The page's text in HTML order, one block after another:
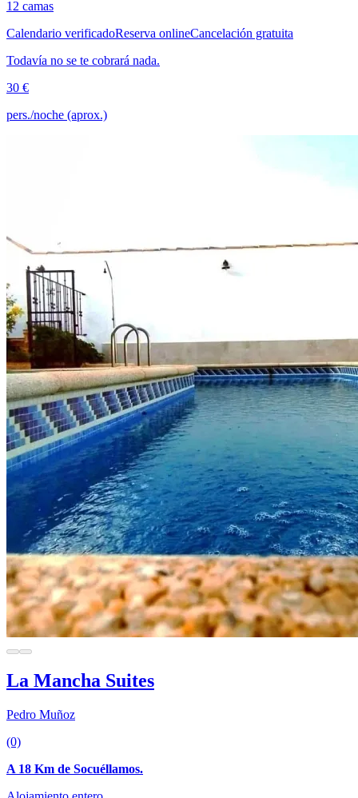
12 camas
Calendario verificadoReserva onlineCancelación gratuita
Todavía no se te cobrará nada.
30 €
pers./noche (aprox.)
La Mancha Suites
Pedro Muñoz
(0)
A 18 Km de Socuéllamos.